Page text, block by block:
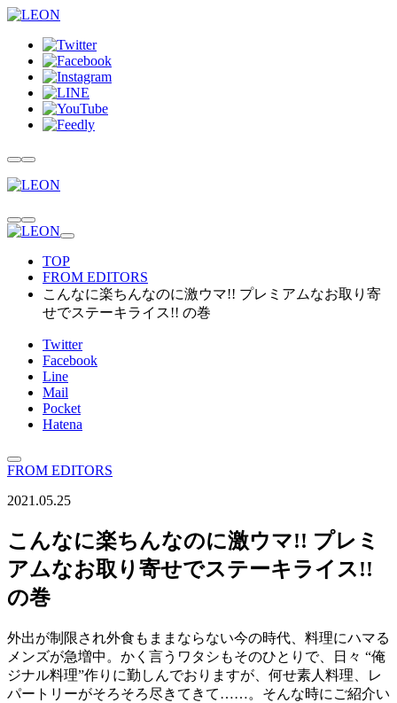
TOP
FROM EDITORS
こんなに楽ちんなのに激ウマ!! プレミアムなお取り寄
せでステーキライス!! の巻
Twitter
Facebook
Line
Mail
Pocket
Hatena
FROM EDITORS
2021.05.25
こんなに楽ちんなのに激ウマ!! プレミ
アムなお取り寄せでステーキライス!!
の巻
外出が制限され外食もままならない今の時代、料理にハマる
メンズが急増中。かく言うワタシもそのひとりで、日々 “俺
ジナル料理”作りに勤しんでおりますが、何せ素人料理、レ
パートリーがそろそろ尽きてきて……。そんな時にご紹介い